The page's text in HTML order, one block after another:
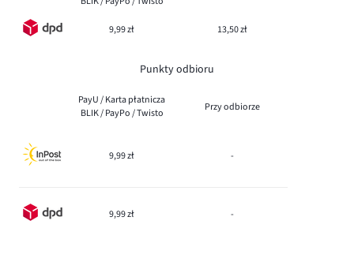
9,99 zł 13,50 zł
Punkty odbioru
PayU / Karta płatnicza
BLIK / PayPo / Twisto
Przy odbiorze
9,99 zł -
9,99 zł -